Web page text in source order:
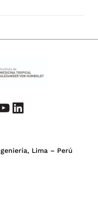
LinkedIn
Lima – Perú